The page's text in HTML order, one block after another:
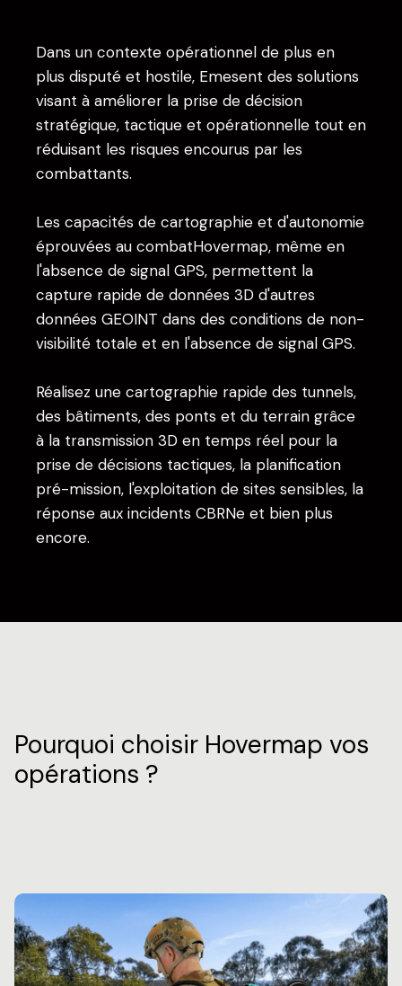
Dans un contexte opérationnel de plus en
plus disputé et hostile, Emesent des solutions
visant à améliorer la prise de décision
stratégique, tactique et opérationnelle tout en
réduisant les risques encourus par les
combattants.
Les capacités de cartographie et d'autonomie
éprouvées au combatHovermap, même en
l'absence de signal GPS, permettent la
capture rapide de données 3D d'autres
données GEOINT dans des conditions de non-
visibilité totale et en l'absence de signal GPS.
Réalisez une cartographie rapide des tunnels,
des bâtiments, des ponts et du terrain grâce
à la transmission 3D en temps réel pour la
prise de décisions tactiques, la planification
pré-mission, l'exploitation de sites sensibles, la
réponse aux incidents CBRNe et bien plus
encore.
Pourquoi choisir Hovermap vos
opérations ?